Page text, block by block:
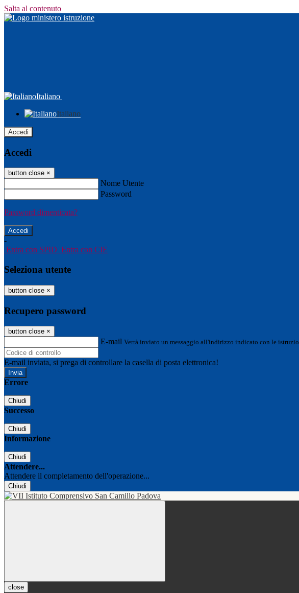
Salta al contenuto
Italiano
Italiano
Accedi
Accedi
button close ×
Nome Utente
Password
Password dimenticata?
-
Entra con SPID Entra con CIE
Seleziona utente
button close ×
Recupero password
button close ×
E-mail Verrà inviato un messaggio all'indirizzo indicato con le
E-mail inviata, si prega di controllare la casella di posta elettronica!
Errore
Chiudi
Successo
Chiudi
Informazione
Chiudi
Attendere...
Attendere il completamento dell'operazione...
Chiudi
close